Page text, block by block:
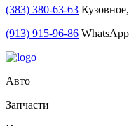
(383) 380-63-63
(913) 915-96-86 WhatsApp
Авто
Запчасти